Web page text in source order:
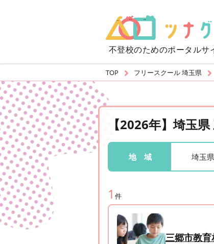
不登校のためのポータルサ
TOP フリースクール 埼玉県
【2026年】埼玉
地 域 埼玉県
1 件
三郷市教